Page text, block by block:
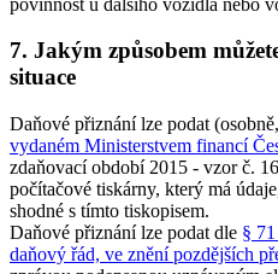
7. Jakým způsobem
situace
Daňové přiznání lze podat
vydaném Ministerstvem financí
zdaňovací období 2015 - vzor č.
počítačové tiskárny, který má
shodné s tímto tiskopisem.
Daňové přiznání lze podat dle §
daňový řád, ve znění pozdějších